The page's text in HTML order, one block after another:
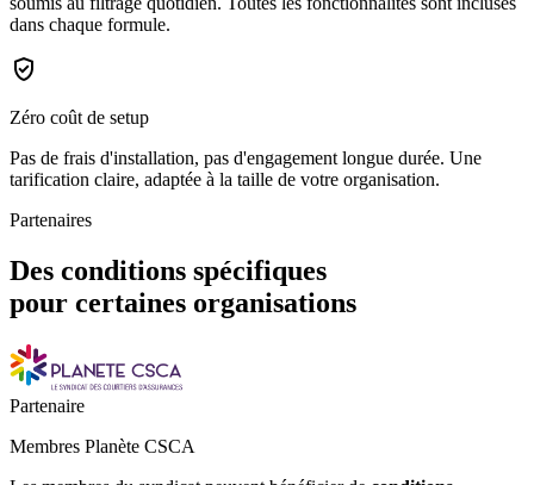
dans chaque formule.
Zéro coût de setup
Pas de frais d'installation, pas d'engagement longue durée. Une
tarification claire, adaptée à la taille de votre organisation.
Partenaires
Des conditions spécifiques
pour certaines organisations
Partenaire
Membres Planète CSCA